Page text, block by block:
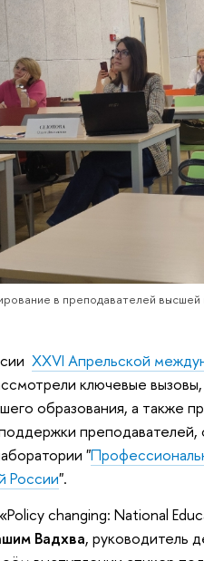
в преподавателей
XXVI Апрельской
ключевые
образования, а также
преподавателей,
"
России".
changing: National
Вадхва, руководитель